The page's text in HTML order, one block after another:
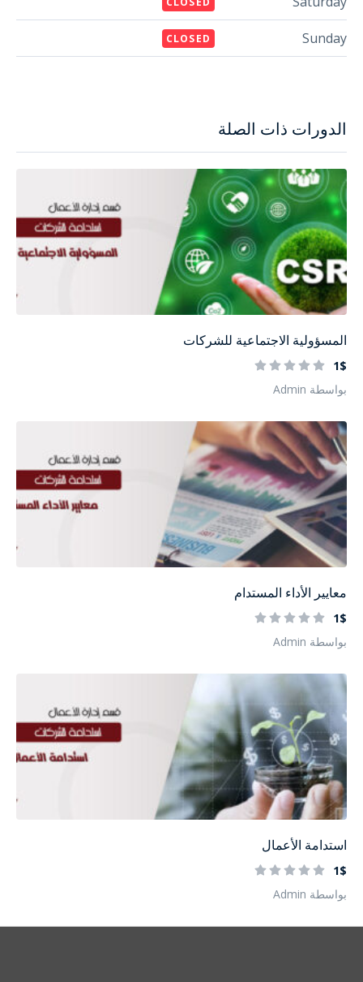
الدورات ذات الصلة
المسؤولية الاجتماعية للشركات
1$
بواسطة Admin
معايير الأداء المستدام
1$
بواسطة Admin
استدامة الأعمال
1$
بواسطة Admin
Sunday
CLOSED